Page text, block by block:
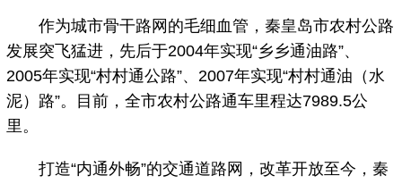
作为城市骨干路网的毛细血管，秦皇岛市农村公路
发展突飞猛进，先后于2004年实现“乡乡通油路”、
2005年实现“村村通公路”、2007年实现“村村通油（水
泥）路”。目前，全市农村公路通车里程达7989.5公
里。
打造“内通外畅”的交通道路网，改革开放至今，秦